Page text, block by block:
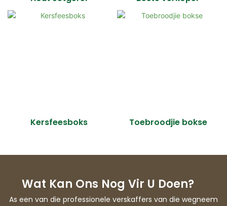
Kersfeesboks Toebroodjie bokse
Wat Kan Ons Nog Vir U Doen?
As een van die professionele verskaffers van die wegneem